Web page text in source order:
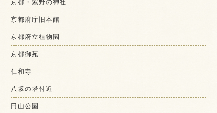
京都・紫野の神社
京都府庁旧本館
京都府立植物園
京都御苑
仁和寺
八坂の塔付近
円山公園